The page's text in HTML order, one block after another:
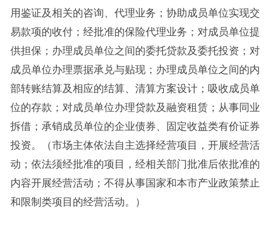
用鉴证及相关的咨询、代理业务；协助成员单位实现交
易款项的收付；经批准的保险代理业务；对成员单位提
供担保；办理成员单位之间的委托贷款及委托投资；对
成员单位办理票据承兑与贴现；办理成员单位之间的内
部转账结算及相应的结算、清算方案设计；吸收成员单
位的存款；对成员单位办理贷款及融资租赁；从事同业
拆借；承销成员单位的企业债券、固定收益类有价证券
投资。（市场主体依法自主选择经营项目，开展经营活
动；依法须经批准的项目，经相关部门批准后依批准的
内容开展经营活动；不得从事国家和本市产业政策禁止
和限制类项目的经营活动。）